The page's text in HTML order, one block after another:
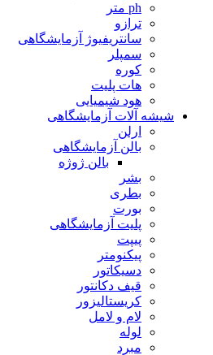
ph متر
ترازو
سانتریفیوژ آزمایشگاهی
سمپلر
کوره
هات پلیت
هود شیمیایی
شیشه آلات آزمایشگاهی
ارلن
بالن آزمایشگاهی
بالن ژوژه
بشر
بطری
بورت
پلیت آزمایشگاهی
پیپت
پیکنومتر
دسیکاتور
قیف دکانتور
کریستالیزور
لام و لامل
لوله
مبرد